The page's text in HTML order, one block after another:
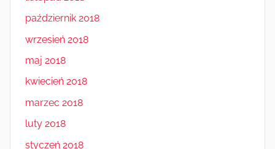
październik 2018
wrzesień 2018
maj 2018
kwiecień 2018
marzec 2018
luty 2018
styczeń 2018